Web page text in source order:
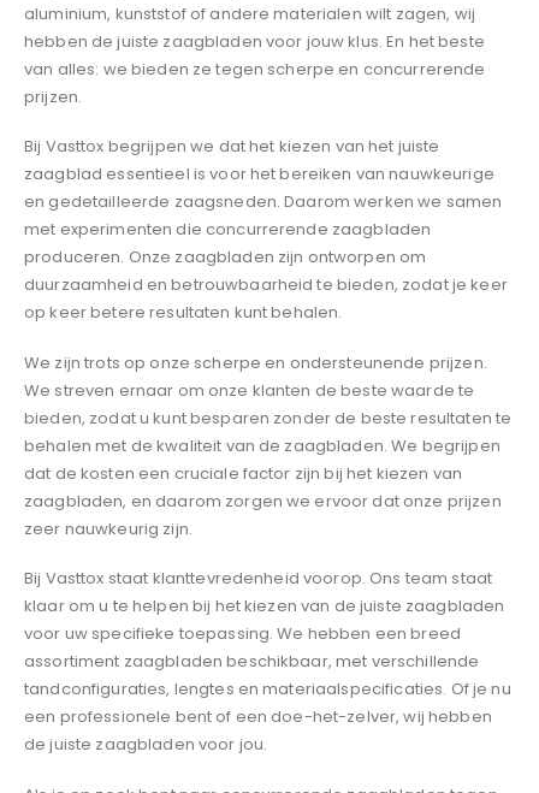
aluminium, kunststof of andere materialen wilt zagen, wij
hebben de juiste zaagbladen voor jouw klus. En het beste
van alles: we bieden ze tegen scherpe en concurrerende
prijzen.
Bij Vasttox begrijpen we dat het kiezen van het juiste
zaagblad essentieel is voor het bereiken van nauwkeurige
en gedetailleerde zaagsneden. Daarom werken we samen
met experimenten die concurrerende zaagbladen
produceren. Onze zaagbladen zijn ontworpen om
duurzaamheid en betrouwbaarheid te bieden, zodat je keer
op keer betere resultaten kunt behalen.
We zijn trots op onze scherpe en ondersteunende prijzen.
We streven ernaar om onze klanten de beste waarde te
bieden, zodat u kunt besparen zonder de beste resultaten te
behalen met de kwaliteit van de zaagbladen. We begrijpen
dat de kosten een cruciale factor zijn bij het kiezen van
zaagbladen, en daarom zorgen we ervoor dat onze prijzen
zeer nauwkeurig zijn.
Bij Vasttox staat klanttevredenheid voorop. Ons team staat
klaar om u te helpen bij het kiezen van de juiste zaagbladen
voor uw specifieke toepassing. We hebben een breed
assortiment zaagbladen beschikbaar, met verschillende
tandconfiguraties, lengtes en materiaalspecificaties. Of je nu
een professionele bent of een doe-het-zelver, wij hebben
de juiste zaagbladen voor jou.